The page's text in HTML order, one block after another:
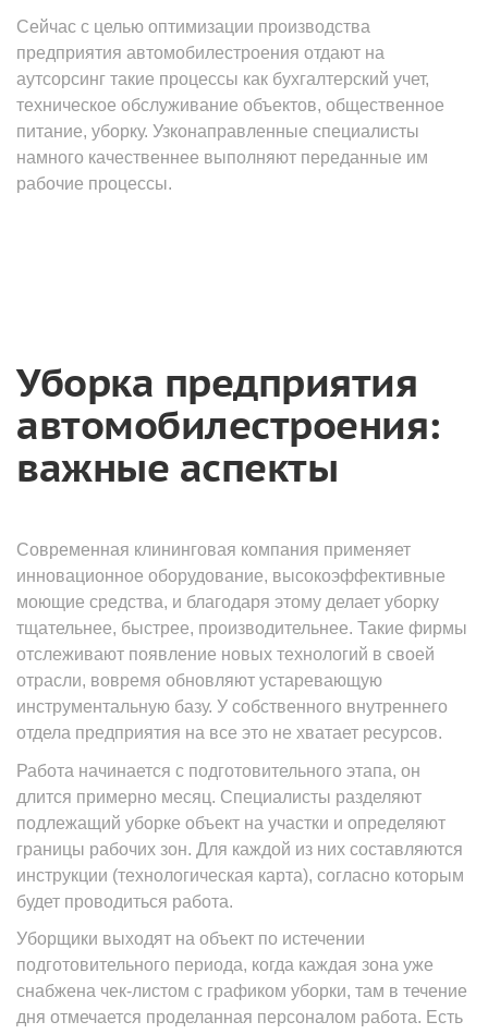
Сейчас с целью оптимизации производства
предприятия автомобилестроения отдают на
аутсорсинг такие процессы как бухгалтерский учет,
техническое обслуживание объектов, общественное
питание, уборку. Узконаправленные специалисты
намного качественнее выполняют переданные им
рабочие процессы.
Уборка предприятия
автомобилестроения:
важные аспекты
Современная клининговая компания применяет
инновационное оборудование, высокоэффективные
моющие средства, и благодаря этому делает уборку
тщательнее, быстрее, производительнее. Такие фирмы
отслеживают появление новых технологий в своей
отрасли, вовремя обновляют устаревающую
инструментальную базу. У собственного внутреннего
отдела предприятия на все это не хватает ресурсов.
Работа начинается с подготовительного этапа, он
длится примерно месяц. Специалисты разделяют
подлежащий уборке объект на участки и определяют
границы рабочих зон. Для каждой из них составляются
инструкции (технологическая карта), согласно которым
будет проводиться работа.
Уборщики выходят на объект по истечении
подготовительного периода, когда каждая зона уже
снабжена чек-листом с графиком уборки, там в течение
дня отмечается проделанная персоналом работа. Есть